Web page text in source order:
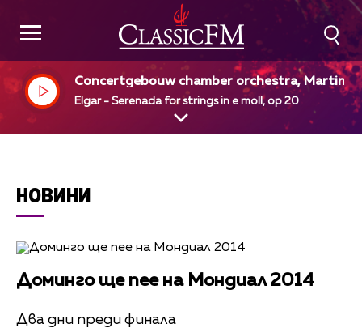
Concertgebouw chamber orchestra, Martin
nteleev, dir
Elgar - Serenada for strings in e moll, op 20
НОВИНИ
Доминго ще пее на Мондиал 2014
Два дни преди финала